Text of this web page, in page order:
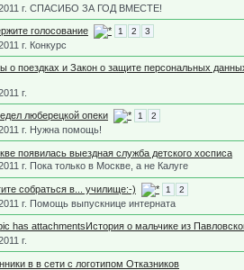
г. СПАСИБО ЗА ГОД ВМЕСТЕ!
голосование 1 2 3
г. Конкурс
о поездках и Закон о защите персональных
г.
люберецкой опеки 1 2
г. Нужна помощь!
появилась выездная служба детского хосписа
г. Пока только в Москве, а не Калуге
собраться в... училище:-) 1 2
г. Помощь выпускнице интерната
История о мальчике из
г.
в в сети с логотипом Отказников